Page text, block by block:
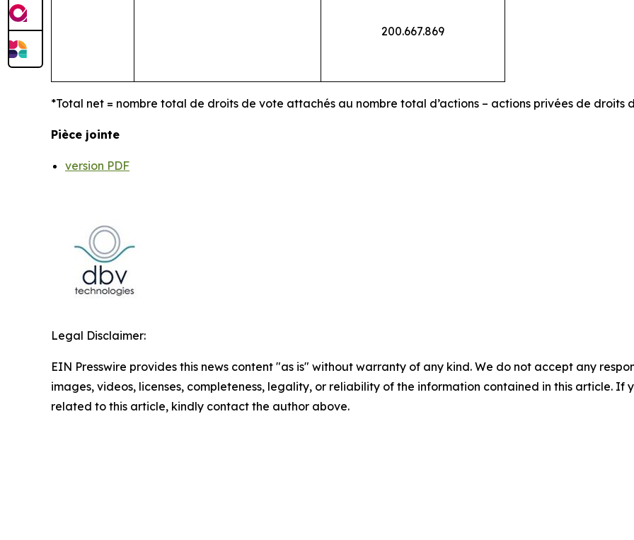
200.667.869
*Total net = nombre total de droits de vote attachés au nombre total d’actions – actions privées de droits
Pièce jointe
version PDF
Legal Disclaimer:
EIN Presswire provides this news content "as is" without warranty of any kind. We do not accept any
images, videos, licenses, completeness, legality, or reliability of the information contained in this article. If
related to this article, kindly contact the author above.